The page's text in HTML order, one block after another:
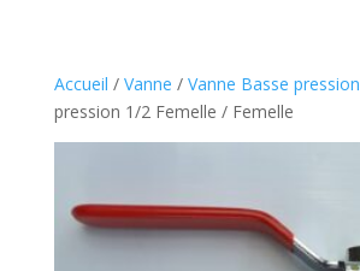
Accueil / Vanne / Vanne Basse pression
pression 1/2 Femelle / Femelle